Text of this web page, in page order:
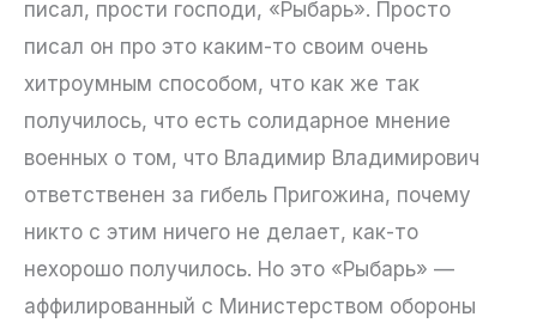
писал, прости господи, «Рыбарь». Просто
писал он про это каким-то своим очень
хитроумным способом, что как же так
получилось, что есть солидарное мнение
военных о том, что Владимир Владимирович
ответственен за гибель Пригожина, почему
никто с этим ничего не делает, как-то
нехорошо получилось. Но это «Рыбарь» —
аффилированный с Министерством обороны